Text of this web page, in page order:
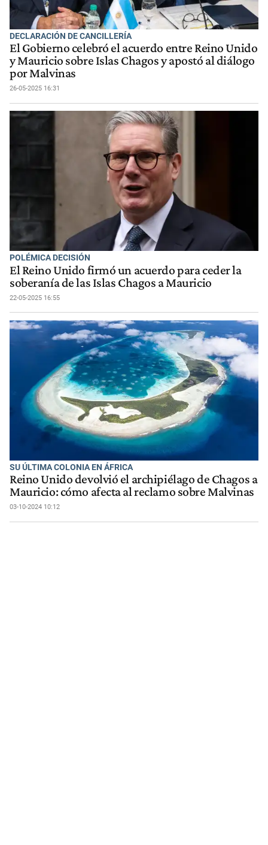
DECLARACIÓN DE CANCILLERÍA
El Gobierno celebró el acuerdo entre Reino Unido
y Mauricio sobre Islas Chagos y apostó al diálogo
por Malvinas
26-05-2025 16:31
POLÉMICA DECISIÓN
El Reino Unido firmó un acuerdo para ceder la
soberanía de las Islas Chagos a Mauricio
22-05-2025 16:55
SU ÚLTIMA COLONIA EN ÁFRICA
Reino Unido devolvió el archipiélago de Chagos a
Mauricio: cómo afecta al reclamo sobre Malvinas
03-10-2024 10:12